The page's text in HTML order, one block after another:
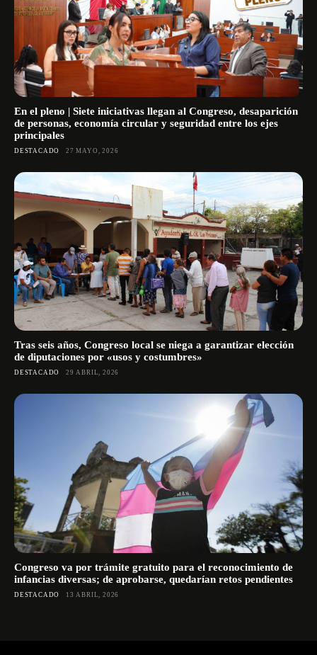
En el pleno | Siete iniciativas llegan al Congreso, desaparición
de personas, economía circular y seguridad entre los ejes
principales
DESTACADO 27 MAYO, 2026
Tras seis años, Congreso local se niega a garantizar elección
de diputaciones por «usos y costumbres»
DESTACADO 29 ABRIL, 2026
Congreso va por trámite gratuito para el reconocimiento de
infancias diversas; de aprobarse, quedarían retos pendientes
DESTACADO 13 ABRIL, 2026